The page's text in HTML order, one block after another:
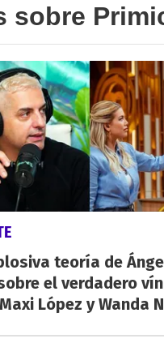
sobre
teoría de
el verdadero
López y Wanda